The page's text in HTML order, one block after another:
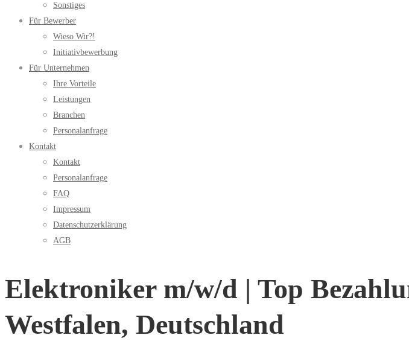
Sonstiges
Für Bewerber
Wieso Wir?!
Initiativbewerbung
Für Unternehmen
Ihre Vorteile
Leistungen
Branchen
Personalanfrage
Kontakt
Kontakt
Personalanfrage
FAQ
Impressum
Datenschutzerklärung
AGB
Elektroniker m/w/d | Top
Westfalen, Deutschland